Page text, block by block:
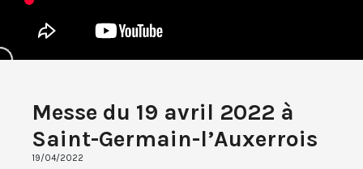
Messe du 19 avril 2022 à
Saint-Germain-l’Auxerrois
19/04/2022